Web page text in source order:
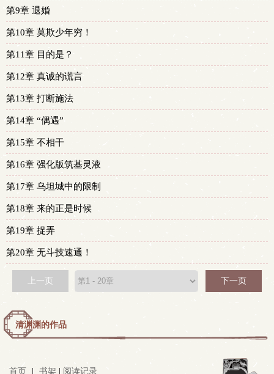
第9章 退婚
第10章 莫欺少年穷！
第11章 目的是？
第12章 真诚的谎言
第13章 打断施法
第14章 “偶遇”
第15章 不相干
第16章 强化版筑基灵液
第17章 乌坦城中的限制
第18章 来的正是时候
第19章 捉弄
第20章 无斗技速通！
上一页 下一页
清渊渊的作品
首页 书架 阅读记录